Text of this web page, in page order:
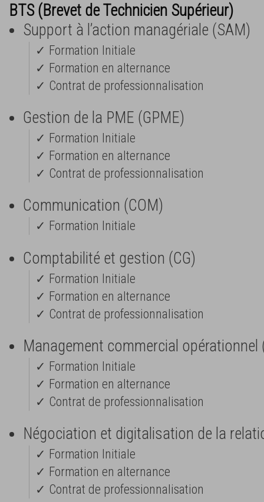
BTS (Brevet de Technicien Supérieur)
Support à l’action managériale (SAM)
✓ Formation Initiale
✓ Formation en alternance
✓ Contrat de professionnalisation
Gestion de la PME (GPME)
✓ Formation Initiale
✓ Formation en alternance
✓ Contrat de professionnalisation
Communication (COM)
✓ Formation Initiale
Comptabilité et gestion (CG)
✓ Formation Initiale
✓ Formation en alternance
✓ Contrat de professionnalisation
Management commercial opérationnel
✓ Formation Initiale
✓ Formation en alternance
✓ Contrat de professionnalisation
Négociation et digitalisation de la
✓ Formation Initiale
✓ Formation en alternance
✓ Contrat de professionnalisation